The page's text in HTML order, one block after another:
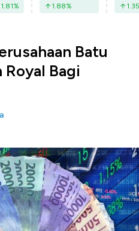
1.81% 1.88% 1.35
Batu
Royal Bagi